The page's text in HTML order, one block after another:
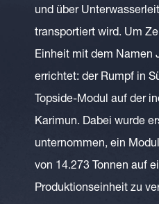
und über
transportiert wird. Um
Einheit mit dem Namen
errichtet: der Rumpf in
Topside-Modul auf der
Karimun. Dabei wurde
unternommen, ein
von 14.273 Tonnen auf
Produktionseinheit zu